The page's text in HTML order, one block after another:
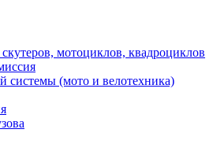
мотоциклов, квадроциклов
системы (мото и велотехника)